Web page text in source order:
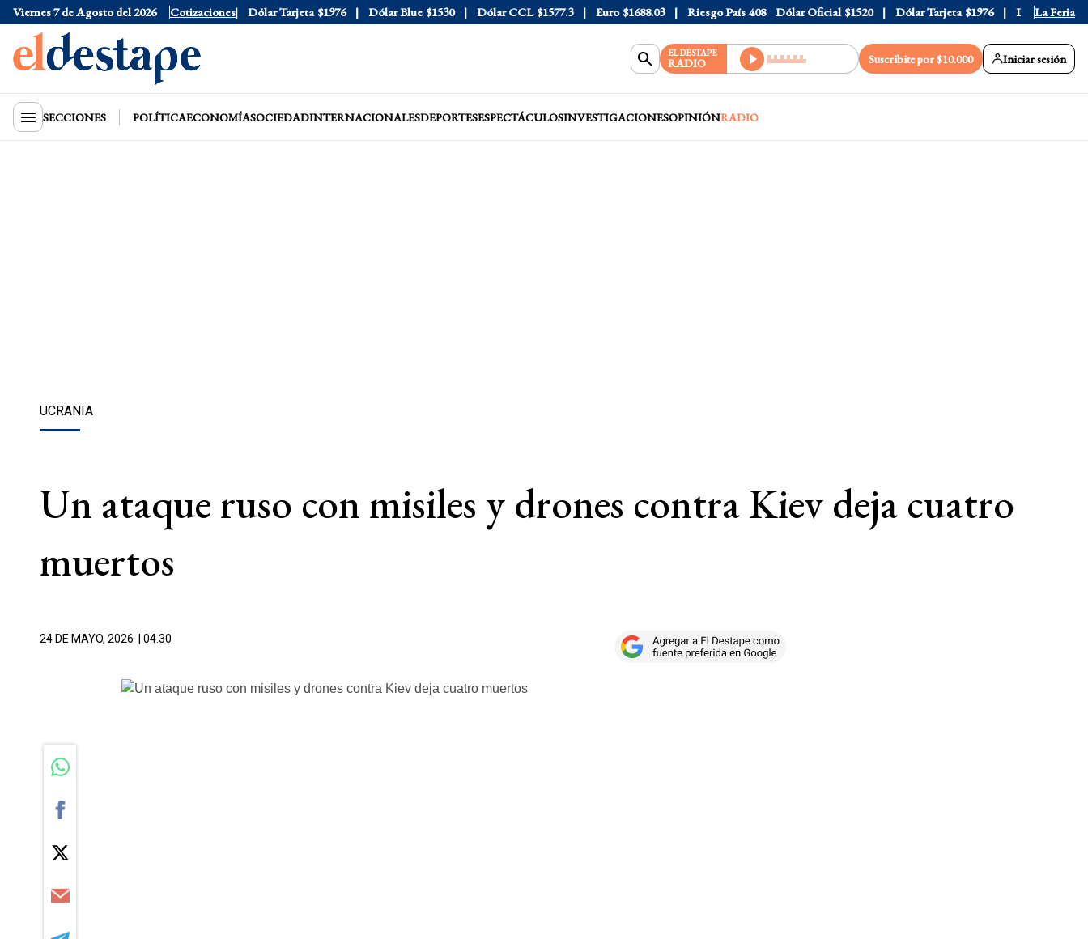
Viernes 7 de Agosto del 2026 Cotizaciones
Dólar Oficial $1520 Dólar Tarjeta $1976 Dólar Blue $1530 Dólar CCL $1577.3 Euro $1688.03 Riesgo País 408 Dólar Oficial $1520 Dólar Tarjeta $1976 Dólar Blue $1530
La Feria
EL DESTAPE
RADIO Suscribite por $10.000 Iniciar sesión
SECCIONES POLÍTICAECONOMÍASOCIEDADINTERNACIONALESDEPORTESESPECTÁCULOSINVESTIGACIONESOPINIÓNRADIO
UCRANIA
Un ataque ruso con misiles y drones contra Kiev deja cuatro
muertos
24 DE MAYO, 2026 | 04.30